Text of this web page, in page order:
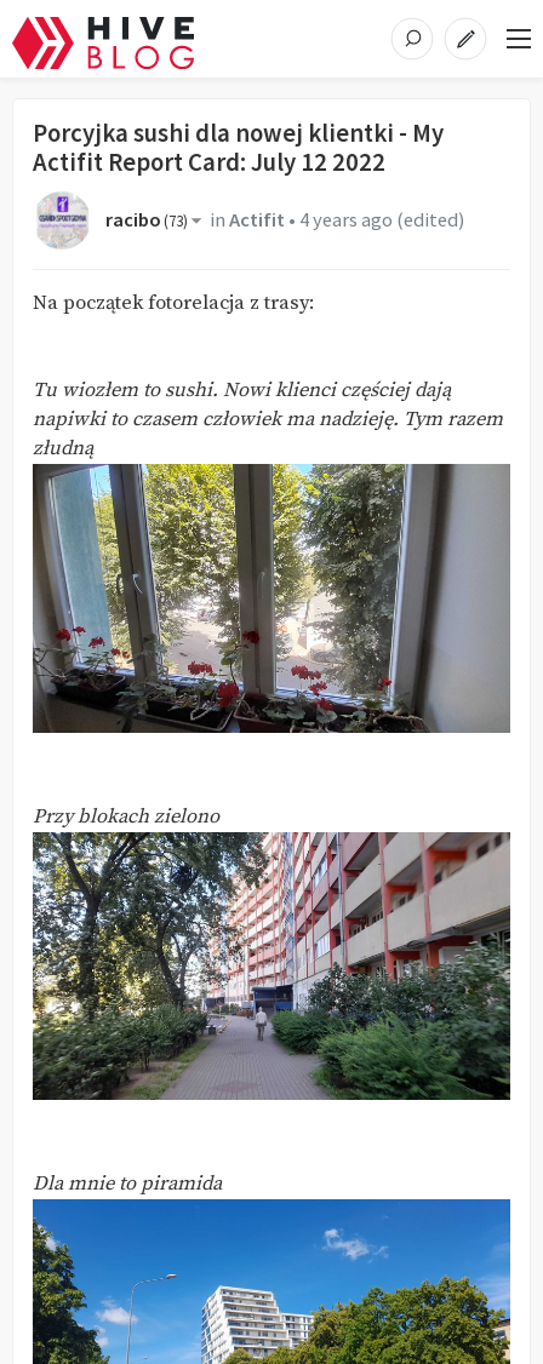
Porcyjka sushi dla nowej klientki - My
Actifit Report Card: July 12 2022
racibo(73) inActifit • 4 years ago (edited)
Na początek fotorelacja z trasy:
Tu wiozłem to sushi. Nowi klienci częściej dają
napiwki to czasem człowiek ma nadzieję. Tym razem
złudną
Przy blokach zielono
Dla mnie to piramida